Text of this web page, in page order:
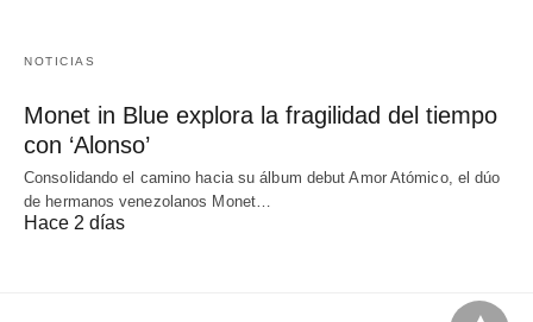
NOTICIAS
Monet in Blue explora la fragilidad del tiempo
con ‘Alonso’
Consolidando el camino hacia su álbum debut Amor Atómico, el dúo
de hermanos venezolanos Monet…
Hace 2 días